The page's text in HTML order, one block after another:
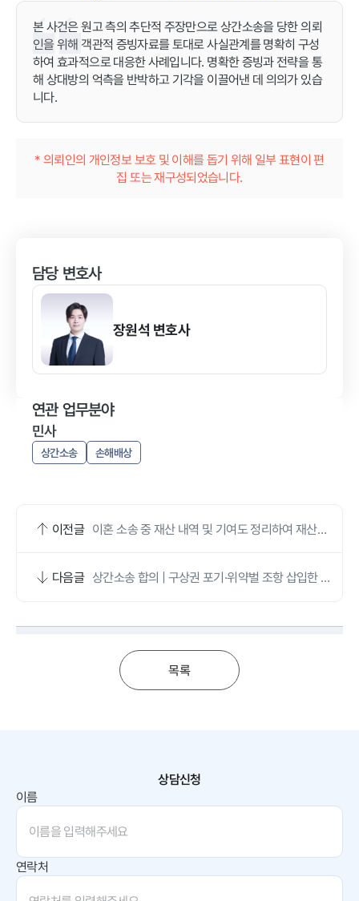
본 사건은 원고 측의 추단적 주장만으로 상간소송을 당한 의뢰
인을 위해 객관적 증빙자료를 토대로 사실관계를 명확히 구성
하여 효과적으로 대응한 사례입니다. 명확한 증빙과 전략을 통
해 상대방의 억측을 반박하고 기각을 이끌어낸 데 의의가 있습
니다.
* 의뢰인의 개인정보 보호 및 이해를 돕기 위해 일부 표현이 편
집 또는 재구성되었습니다.
담당 변호사
장원석 변호사
연관 업무분야
민사
상간소송 손해배상
이전글 이혼 소송 중 재산 내역 및 기여도 정리하여 재산분
다음글 상간소송 합의 | 구상권 포기·위약벌 조항 삽입한 상
목록
상담신청
이름
연락처